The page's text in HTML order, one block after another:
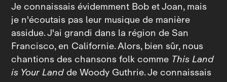
Je connaissais évidemment Bob et Joan, mais
je n'écoutais pas leur musique de manière
assidue. J'ai grandi dans la région de San
Francisco, en Californie. Alors, bien sûr, nous
chantions des chansons folk comme This Land
is Your Land de Woody Guthrie. Je connaissais